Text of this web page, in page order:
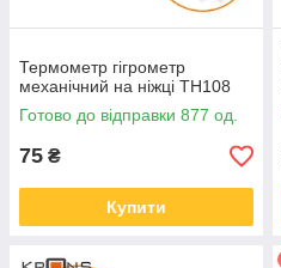
Термометр гігрометр
механічний на ніжці TH108
Готово до відправки 877 од.
75 ₴
Купити